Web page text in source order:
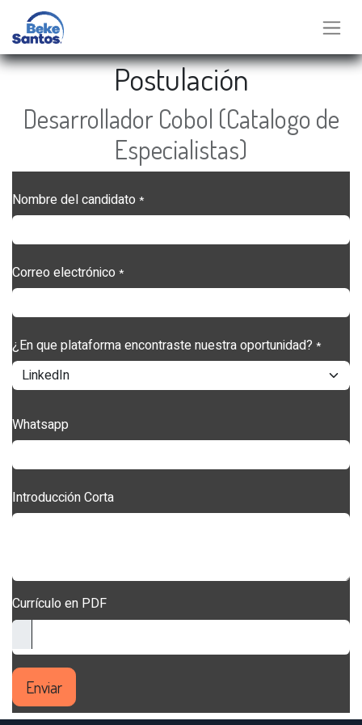
Postulación
Desarrollador Cobol (Catalogo de
Especialistas)
Nombre del candidato *
Correo electrónico *
¿En que plataforma encontraste nuestra oportunidad? *
Whatsapp
Introducción Corta
Currículo en PDF
Enviar